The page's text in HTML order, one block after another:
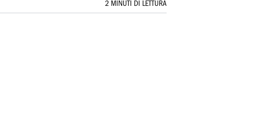
2 MINUTI DI LETTURA